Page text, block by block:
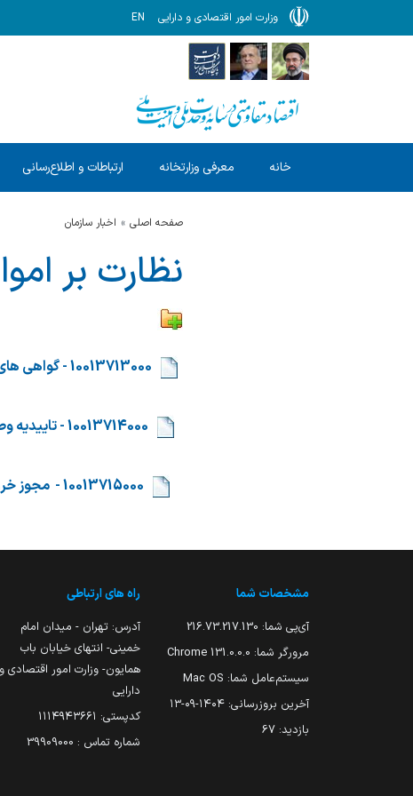
وزارت امور اقتصادی و دارایی EN
خانه معرفی وزارتخانه ارتباطات و اطلاع‌رسانی
صفحه اصلی اخبار سازمان
نظارت بر
10013713000 - گواهی های مرتبط با اسناد مالکیت دستگاه های اجرایی
​​ 10013714000 - تاییدیه وصول و خروج اسناد دستگاه های اجرایی به دستگاه اجرایی یا دستگاه ثالث
​​ 10013715000 - مجوز خروج یا انتقال اموال و دارایی های جمهوری اسلامی ایران در خارج از کشور
مشخصات شما
آی‌پی شما: 216.73.217.130
مرورگر شما: 131.0.0.0 Chrome
سیستم‌عامل شما: Mac OS
آخرین بروزرسانی: ۱۴۰۴-۰۹-۱۳
بازدید: 67
راه های ارتباطی
آدرس: تهران - میدان امام
خمینی- انتهای خیابان باب
همایون- وزارت امور اقتصادی و
دارایی
کدپستی: ۱۱۱۴۹۴۳۶۶۱
شماره تماس : 39909000